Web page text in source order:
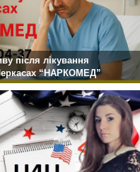
після лікування
“НАРКОМЕД”